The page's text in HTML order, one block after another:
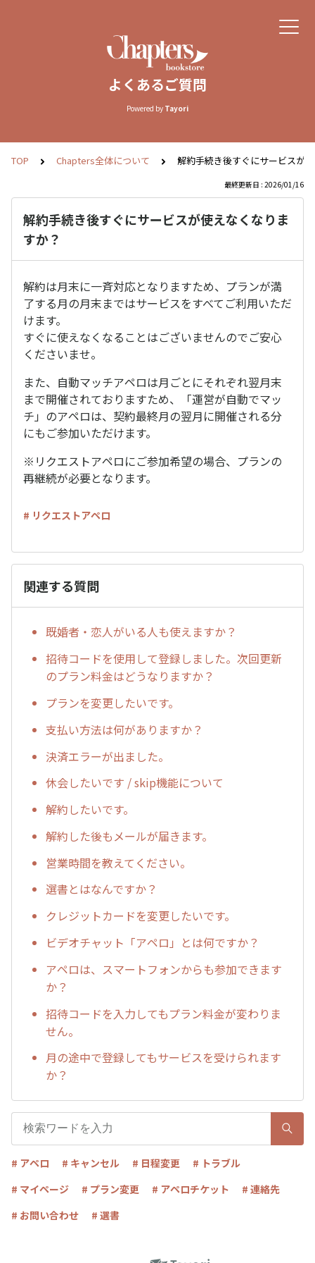
よくあるご質問
Powered by Tayori
TOP Chapters全体について 解約手続き後すぐにサービスが
最終更新日 : 2026/01/16
解約手続き後すぐにサービスが使えなくなりま
すか？
解約は月末に一斉対応となりますため、プランが満
了する月の月末まではサービスをすべてご利用いただ
けます。
すぐに使えなくなることはございませんのでご安心
くださいませ。
また、自動マッチアペロは月ごとにそれぞれ翌月末
まで開催されておりますため、「運営が自動でマッ
チ」のアペロは、契約最終月の翌月に開催される分
にもご参加いただけます。
※リクエストアペロにご参加希望の場合、プランの
再継続が必要となります。
# リクエストアペロ
関連する質問
既婚者・恋人がいる人も使えますか？
招待コードを使用して登録しました。次回更新
のプラン料金はどうなりますか？
プランを変更したいです。
支払い方法は何がありますか？
決済エラーが出ました。
休会したいです / skip機能について
解約したいです。
解約した後もメールが届きます。
営業時間を教えてください。
選書とはなんですか？
クレジットカードを変更したいです。
ビデオチャット「アペロ」とは何ですか？
アペロは、スマートフォンからも参加できます
か？
招待コードを入力してもプラン料金が変わりま
せん。
月の途中で登録してもサービスを受けられます
か？
# アペロ # キャンセル # 日程変更
# トラブル
# マイページ
# プラン変更 # アペロチケット
# 連絡先
# お問い合わせ
# 選書